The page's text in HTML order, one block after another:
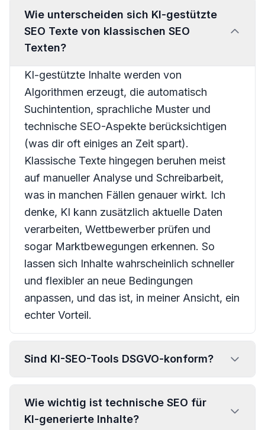
Wie unterscheiden sich KI-gestützte
SEO Texte von klassischen SEO
Texten?
KI-gestützte Inhalte werden von
Algorithmen erzeugt, die automatisch
Suchintention, sprachliche Muster und
technische SEO-Aspekte berücksichtigen
(was dir oft einiges an Zeit spart).
Klassische Texte hingegen beruhen meist
auf manueller Analyse und Schreibarbeit,
was in manchen Fällen genauer wirkt. Ich
denke, KI kann zusätzlich aktuelle Daten
verarbeiten, Wettbewerber prüfen und
sogar Marktbewegungen erkennen. So
lassen sich Inhalte wahrscheinlich schneller
und flexibler an neue Bedingungen
anpassen, und das ist, in meiner Ansicht, ein
echter Vorteil.
Sind KI-SEO-Tools DSGVO-konform?
Wie wichtig ist technische SEO für
KI-generierte Inhalte?